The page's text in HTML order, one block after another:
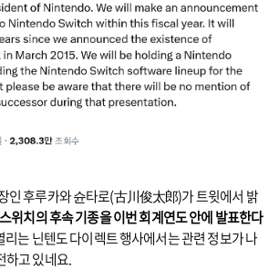
인 후루카와 슌타로(古川俊太郎)가 트윗에서 밝
위치의 후속 기종을 이번 회계연도 안에 발표한다
리는 닌텐도 다이렉트 행사에서는 관련 정보가 나
하고 있네요.